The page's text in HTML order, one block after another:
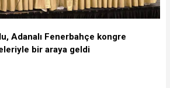
Adanalı Fenerbahçe kongre
bir araya geldi